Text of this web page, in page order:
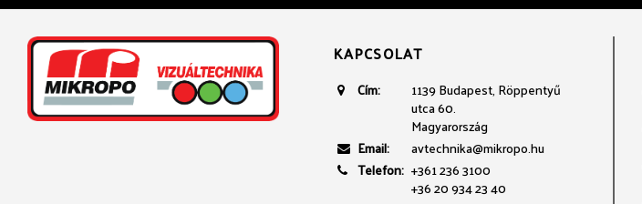
KAPCSOLAT
Cím:
1139 Budapest, Röppentyű
utca 60.
Magyarország
Email:
avtechnika@mikropo.hu
Telefon: +361 236 3100
+36 20 934 23 40